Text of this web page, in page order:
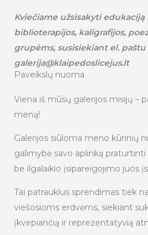
Kviečiame užsisakyti edukaciją
biblioterapijos, kaligrafijos,
grupėms, susisiekiant el. paštu
galerija@klaipedoslicejus.lt
Paveikslų nuoma
Viena iš mūsų galerijos misijų –
meną!
Galerijos siūloma meno kūrinių
galimybė savo aplinką
be ilgalaikio įsipareigojimo juos
Tai patrauklus sprendimas tiek
viešosioms erdvėms, siekiant
įkvepiančią ir reprezentatyvią